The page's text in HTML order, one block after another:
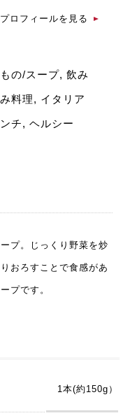
ロフィールを見る
の/スープ, 飲み
料理, イタリア
チ, ヘルシー
プ。じっくり野菜を炒
おろすことで食感があ
プです。
1本(約150g）